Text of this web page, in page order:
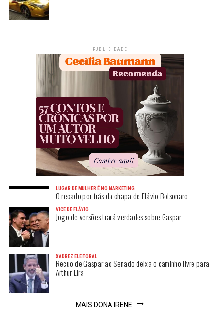
PUBLICIDADE
LUGAR DE MULHER É NO MARKETING
O recado por trás da chapa de Flávio Bolsonaro
VICE DE FLÁVIO
Jogo de versões trará verdades sobre Gaspar
XADREZ ELEITORAL
Recuo de Gaspar ao Senado deixa o caminho livre para
Arthur Lira
MAIS DONA IRENE